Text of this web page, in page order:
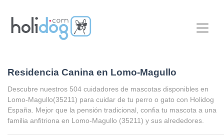
Residencia Canina en Lomo-Magullo
Descubre nuestros 504 cuidadores de mascotas disponibles en
Lomo-Magullo(35211) para cuidar de tu perro o gato con Holidog
España. Mejor que la pensión tradicional, confia tu mascota a una
familia anfitriona en Lomo-Magullo (35211) y sus alrededores.